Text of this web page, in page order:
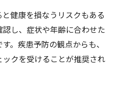
健康を損なうリスクもある
し、症状や年齢に合わせた
。疾患予防の観点からも、
クを受けることが推奨され